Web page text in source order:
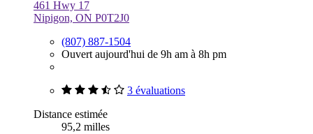
461 Hwy 17
Nipigon, ON P0T2J0
(807) 887-1504
Ouvert aujourd'hui de 9h am à 8h pm
3 évaluations
Distance estimée
95,2 milles